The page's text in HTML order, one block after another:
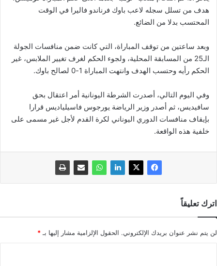
هدف من تسلل سجله لاعب باوك فرناندو فاليرا في الوقت
المحتسب بدلا من الضائع.
وبعد ساعتين من توقف المباراة، التي كانت ضمن منافسات الجولة
الـ25 من المسابقة المحلية، ولجوء الحكم لغرف تغيير الملابس، غير
الحكم رأيه وحتسب الهدف وانتهت المباراة 1-0 لصالح باوك.
وفي اليوم التالي، أصدرت الشرطة اليونانية أمر اعتقال بحق
سافيديس، ثم أصدر وزير الرياضة يورجوس فاسيلياديس قرارا
بإيقاف منافسات الدوري اليوناني لكرة القدم لأجل غير مسمى على
خلفية هذه الواقعة.
اترك تعليقاً
لن يتم نشر عنوان بريدك الإلكتروني. الحقول الإلزامية مشار إليها بـ*